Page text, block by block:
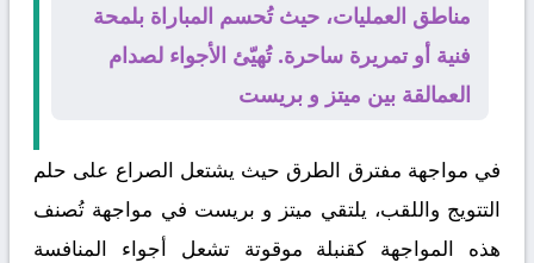
مناطق العمليات، حيث تُحسم المباراة بلمحة
فنية أو تمريرة ساحرة. تُهيّئ الأجواء لصدام
العمالقة بين ميتز و بريست
في مواجهة مفترق الطرق حيث يشتعل الصراع على حلم
التتويج واللقب، يلتقي ميتز و بريست في مواجهة تُصنف
هذه المواجهة كقنبلة موقوتة تشعل أجواء المنافسة